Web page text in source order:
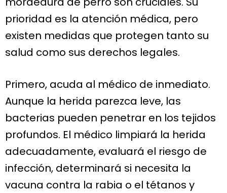
prioridad es la atención médica, pero
existen medidas que protegen tanto su
salud como sus derechos legales.
Primero, acuda al médico de inmediato.
Aunque la herida parezca leve, las
bacterias pueden penetrar en los tejidos
profundos. El médico limpiará la herida
adecuadamente, evaluará el riesgo de
infección, determinará si necesita la
vacuna contra la rabia o el tétanos y